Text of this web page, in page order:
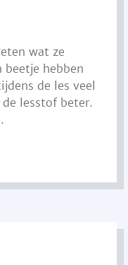
wat ze
beetje hebben
de les veel
lesstof beter.